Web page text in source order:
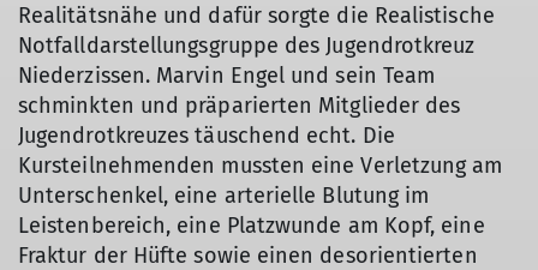
Realitätsnähe und dafür sorgte die Realistische
Notfalldarstellungsgruppe des Jugendrotkreuz
Niederzissen. Marvin Engel und sein Team
schminkten und präparierten Mitglieder des
Jugendrotkreuzes täuschend echt. Die
Kursteilnehmenden mussten eine Verletzung am
Unterschenkel, eine arterielle Blutung im
Leistenbereich, eine Platzwunde am Kopf, eine
Fraktur der Hüfte sowie einen desorientierten